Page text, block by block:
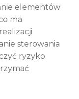
elementów
ma
sterowania
ryzyko